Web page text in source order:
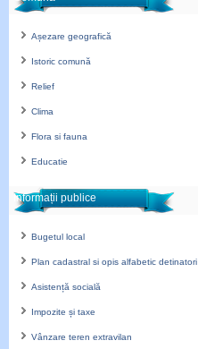
Așezare geografică
Istoric comună
Relief
Clima
Flora si fauna
Educatie
Informații publice
Bugetul local
Plan cadastral si opis alfabetic detinatori
Asistență socială
Impozite și taxe
Vânzare teren extravilan